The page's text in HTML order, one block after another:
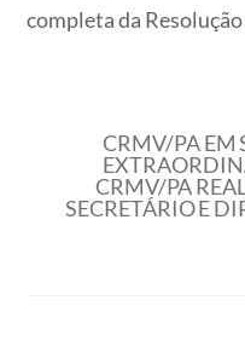
completa da
CRMV/PA EM
CRMV/PA
SECRETÁRIO E